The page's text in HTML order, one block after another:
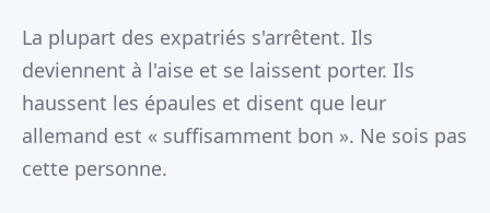
La plupart des expatriés s'arrêtent. Ils
deviennent à l'aise et se laissent porter. Ils
haussent les épaules et disent que leur
allemand est « suffisamment bon ». Ne sois pas
cette personne.